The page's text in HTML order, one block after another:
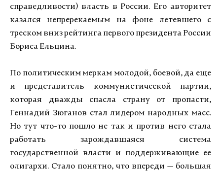
справедливости) власть в России. Его авторитет
казался непререкаемым на фоне летевшего с
треском вниз рейтинга первого президента России
Бориса Ельцина.
По политическим меркам молодой, боевой, да еще
и представитель коммунистической партии,
которая дважды спасла страну от пропасти,
Геннадий Зюганов стал лидером народных масс.
Но тут что-то пошло не так и против него стала
работать зарождавшаяся система
государственной власти и поддерживающие ее
олигархи. Стало понятно, что впереди — большая